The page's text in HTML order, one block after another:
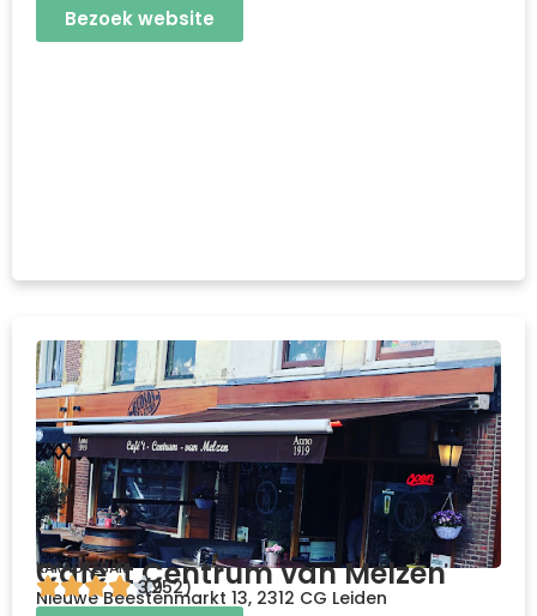
Bezoek website
KARAOKEBAR
Cafe ’t Centrum van Melzen
3.9
(252)
Nieuwe Beestenmarkt 13, 2312 CG Leiden